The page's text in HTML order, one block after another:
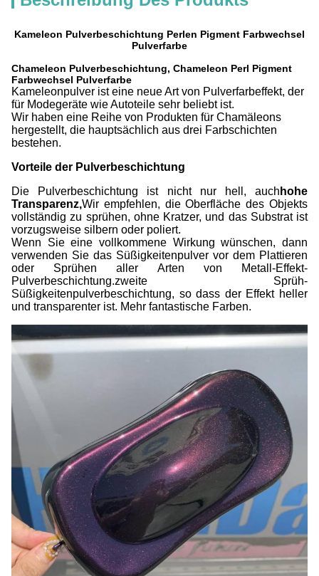
Kameleon Pulverbeschichtung Perlen Pigment Farbwechsel
Pulverfarbe
Chameleon Pulverbeschichtung, Chameleon Perl Pigment
Farbwechsel Pulverfarbe
Kameleonpulver ist eine neue Art von Pulverfarbeffekt, der
für Modegeräte wie Autoteile sehr beliebt ist.
Wir haben eine Reihe von Produkten für Chamäleons
hergestellt, die hauptsächlich aus drei Farbschichten
bestehen.
Vorteile der Pulverbeschichtung
Die Pulverbeschichtung ist nicht nur hell, auch hohe
Transparenz,Wir empfehlen, die Oberfläche des Objekts
vollständig zu sprühen, ohne Kratzer, und das Substrat ist
vorzugsweise silbern oder poliert.
Wenn Sie eine vollkommene Wirkung wünschen, dann
verwenden Sie das Süßigkeitenpulver vor dem Plattieren
oder Sprühen aller Arten von Metall-Effekt-
Pulverbeschichtung.zweite Sprüh-
Süßigkeitenpulverbeschichtung, so dass der Effekt heller
und transparenter ist. Mehr fantastische Farben.